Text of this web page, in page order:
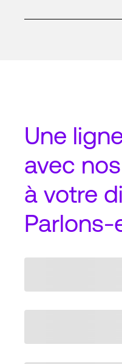
Une
avec
à votre
Parlons-